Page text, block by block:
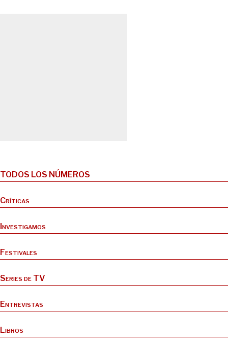
TODOS LOS NÚMEROS
Críticas
Investigamos
Festivales
Series de TV
Entrevistas
Libros